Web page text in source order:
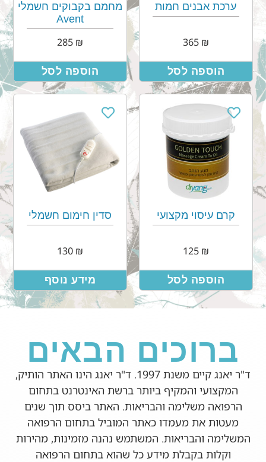
ערכת אבנים חמות
₪
365
הוספה לסל
מחמם בקבוקים חשמלי
Avent
₪
הוספה לסל
קרם עיסוי מקצועי
₪
125
הוספה לסל
סדין חימום חשמלי
₪
מידע נוסף
ברוכים הבאים
ד"ר יאנג קיים משנת 1997. ד"ר יאנג הינו האתר הותיק,
המקצועי והמקיף ביותר ברשת האינטרנט בתחום
הרפואה משלימה והבריאות. האתר ביסס תוך שנים
מעטות את מעמדו כאתר המוביל בתחום הרפואה
המשלימה והבריאות. המשתמש נהנה מזמינות, מהירות
וקלות בקבלת מידע כל שהוא בתחום הרפואה